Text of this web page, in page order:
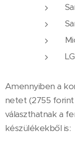
Amennyiben a
netet (2755
választhatnak a
készülékekből is: